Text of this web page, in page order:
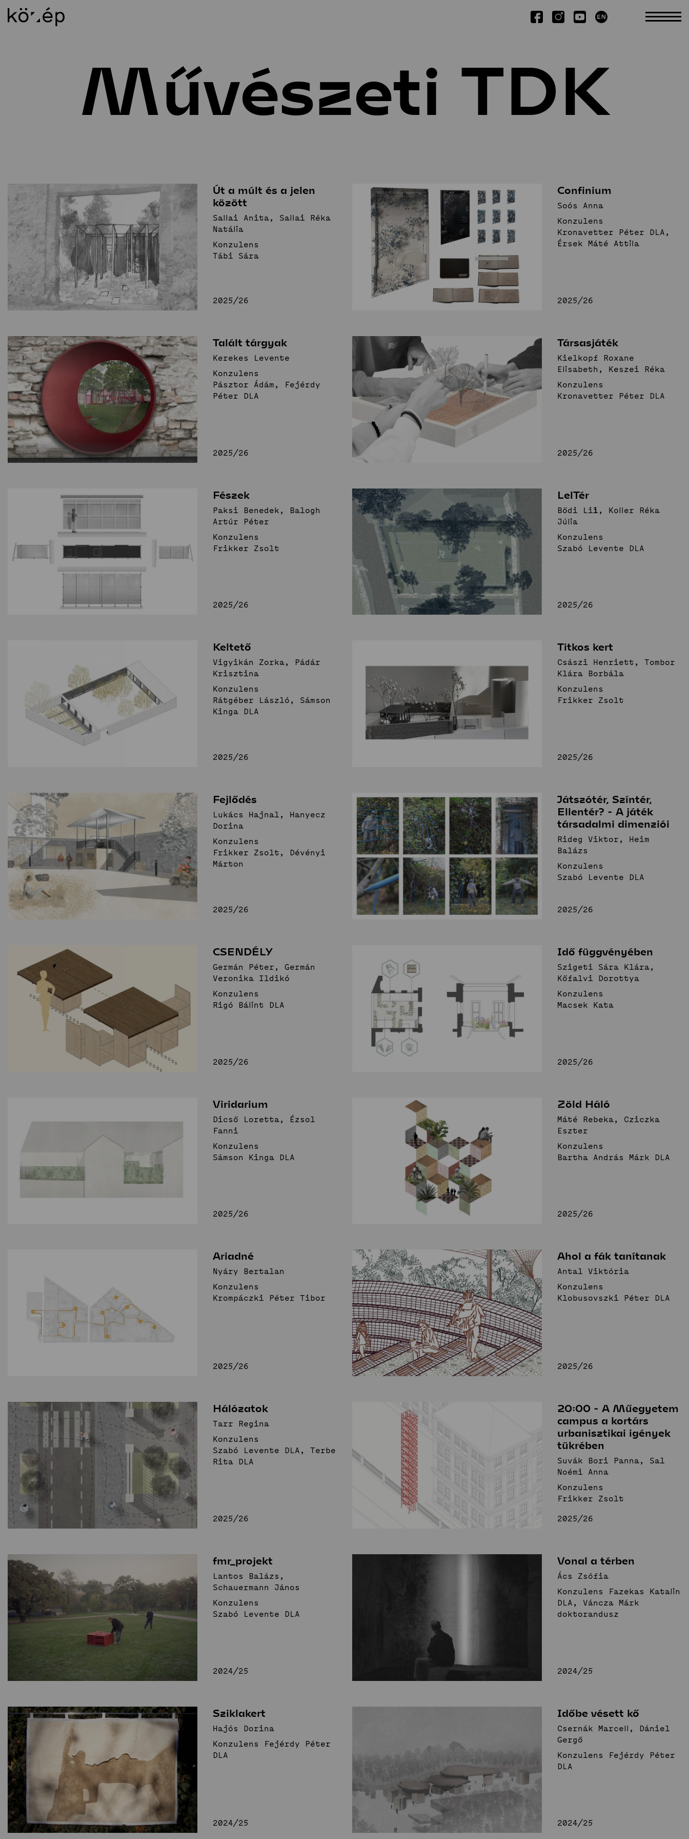
Rólunk
Küldetésnyilatkozat
Munkatársak
Oktatás
Osztatlan képzés
BSc-képzés
Alkotás
Hallgatói tervek
Művészeti TDK
Kutatás
Tudományos TDK
Kiadványok
Építészet és
emlékezet
Stúdió
Hírek
Projektek
Fenntartható
Stúdió
Innovatív
terek
Stúdió
Hírek
Projektek
Keresés
Művészeti TDK
Út a múlt és a jelen
között
Sallai Anita, Sallai Réka
Natália
Konzulens
Tábi Sára
2025/26
Confinium
Soós Anna
Konzulens
Kronavetter Péter DLA,
Érsek Máté Attila
2025/26
Talált tárgyak
Kerekes Levente
Konzulens
Pásztor Ádám, Fejérdy
Péter DLA
2025/26
Társasjáték
Kielkopf Roxane
Elisabeth, Keszei Réka
Konzulens
Kronavetter Péter DLA
2025/26
Fészek
Paksi Benedek, Balogh
Artúr Péter
Konzulens
Frikker Zsolt
2025/26
LelTér
Bődi Lili, Koller Réka
Júlia
Konzulens
Szabó Levente DLA
2025/26
Keltető
Vigyikán Zorka, Pádár
Krisztina
Konzulens
Rátgéber László, Sámson
Kinga DLA
2025/26
Titkos kert
Császi Henriett, Tombor
Klára Borbála
Konzulens
Frikker Zsolt
2025/26
Fejlődés
Lukács Hajnal, Hanyecz
Dorina
Konzulens
Frikker Zsolt, Dévényi
Márton
2025/26
Játszótér, Színtér,
Ellentér? - A játék
társadalmi dimenziói
Rideg Viktor, Heim
Balázs
Konzulens
Szabó Levente DLA
2025/26
CSENDÉLY
Germán Péter, Germán
Veronika Ildikó
Konzulens
Rigó Bálint DLA
2025/26
Idő függvényében
Szigeti Sára Klára,
Kőfalvi Dorottya
Konzulens
Macsek Kata
2025/26
Viridarium
Dicső Loretta, Ézsol
Fanni
Konzulens
Sámson Kinga DLA
2025/26
Zöld Háló
Máté Rebeka, Cziczka
Eszter
Konzulens
Bartha András Márk DLA
2025/26
Ariadné
Nyáry Bertalan
Konzulens
Krompáczki Péter Tibor
2025/26
Ahol a fák tanítanak
Antal Viktória
Konzulens
Klobusovszki Péter DLA
2025/26
Hálózatok
Tarr Regina
Konzulens
Szabó Levente DLA, Terbe
Rita DLA
2025/26
20:00 - A Műegyetem
campus a kortárs
urbanisztikai igények
tükrében
Suvák Bori Panna, Sal
Noémi Anna
Konzulens
Frikker Zsolt
2025/26
fmr_projekt
Lantos Balázs,
Schauermann János
Konzulens
Szabó Levente DLA
2024/25
Vonal a térben
Ács Zsófia
Konzulens Fazekas Katalin
DLA, Váncza Márk
doktorandusz
2024/25
Sziklakert
Hajós Dorina
Konzulens Fejérdy Péter
DLA
2024/25
Időbe vésett kő
Csernák Marcell, Dániel
Gergő
Konzulens Fejérdy Péter
DLA
2024/25